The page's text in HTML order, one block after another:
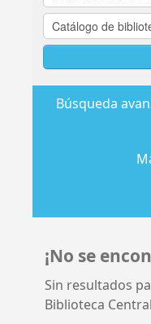
Búsqueda
¡No se
Sin resultados
Biblioteca